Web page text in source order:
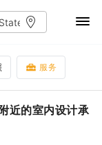
服务
的室内设计承